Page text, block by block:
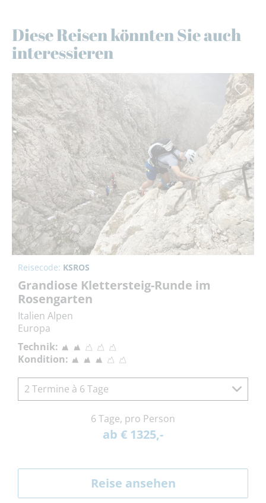
Diese Reisen könnten Sie auch
interessieren
Reisecode: KSROS
Grandiose Klettersteig-Runde im
Rosengarten
Italien Alpen
Europa
Technik:
Kondition:
2 Termine à 6 Tage
6 Tage, pro Person
ab € 1325,-
Reise ansehen